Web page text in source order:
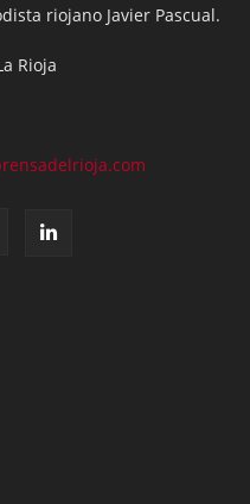
riojano Javier Pascual.
Rioja